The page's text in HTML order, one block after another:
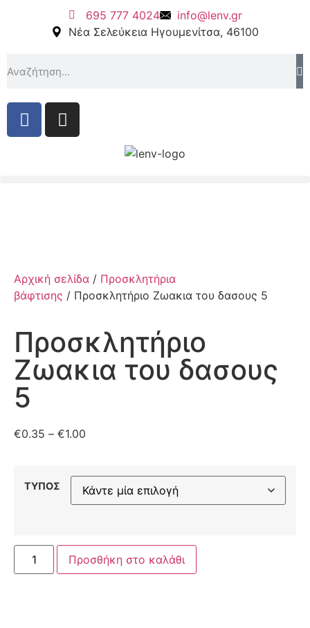
695 777 4024
info@lenv.gr
Νέα Σελεύκεια Ηγουμενίτσα, 46100
Αρχική σελίδα / Προσκλητήρια
βάφτισης / Προσκλητήριο Ζωακια του δασους 5
Προσκλητήριο
Ζωακια του δασους
5
€0.35 – €1.00
ΤΥΠΟΣ
Προσθήκη στο καλάθι